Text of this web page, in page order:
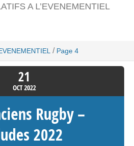
A L’EVENEMENTIEL
/ Page 4
21
OCT2022
Rugby –
2022